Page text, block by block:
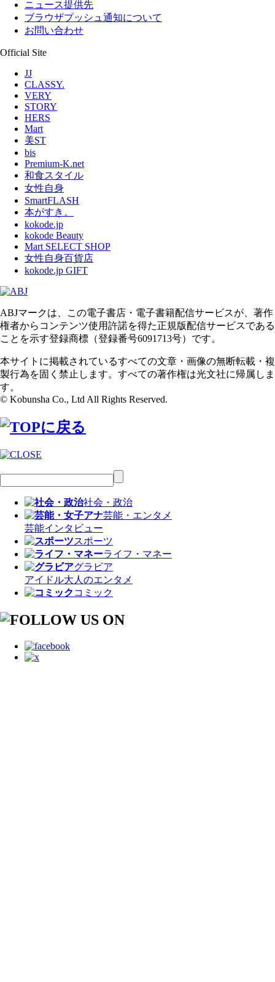
ニュース提供先
ブラウザプッシュ通知について
お問い合わせ
Official Site
JJ
CLASSY.
VERY
STORY
HERS
Mart
美ST
bis
Premium-K.net
和食スタイル
女性自身
SmartFLASH
本がすき。
kokode.jp
kokode Beauty
Mart SELECT SHOP
女性自身百貨店
kokode.jp GIFT
ABJマークは、この電子書店・電子書籍配信サービスが、著作
権者からコンテンツ使用許諾を得た正規版配信サービスである
ことを示す登録商標（登録番号6091713号）です。
本サイトに掲載されているすべての文章・画像の無断転載・複
製行為を固く禁止します。すべての著作権は光文社に帰属しま
す。
© Kobunsha Co., Ltd All Rights Reserved.
社会・政治
芸能・エンタメ
芸能インタビュー
スポーツ
ライフ・マネー
グラビア
アイドル大人のエンタメ
コミック